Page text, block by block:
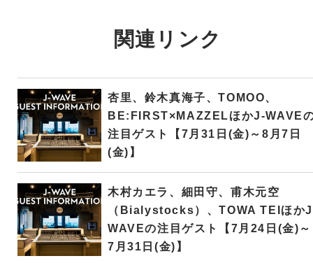
関連リンク
杏里、鈴木真海子、TOMOO、
BE:FIRST×MAZZELほかJ-WAVE
注目ゲスト【7月31日(金)～8月7日
(金)】
木村カエラ、細田守、甫木元空
（Bialystocks）、TOWA TEIほか
WAVEの注目ゲスト【7月24日(金)～
7月31日(金)】